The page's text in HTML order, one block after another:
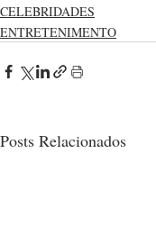
CELEBRIDADES
ENTRETENIMENTO
Posts Relacionados